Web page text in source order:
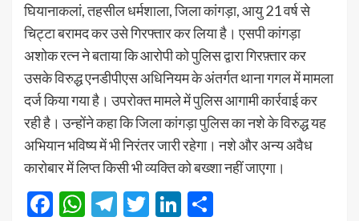
घियानाकलां, तहसील धर्मशाला, जिला कांगड़ा, आयु 21 वर्ष से
चिट्टा बरामद कर उसे गिरफ्तार कर लिया है। एसपी कांगड़ा
अशोक रत्न ने बताया कि आरोपी को पुलिस द्वारा गिरफ़्तार कर
उसके विरुद्ध एनडीपीएस अधिनियम के अंतर्गत थाना गगल में मामला
दर्ज किया गया है। उपरोक्त मामले में पुलिस आगामी कार्रवाई कर
रही है। उन्होंने कहा कि जिला कांगड़ा पुलिस का नशे के विरुद्ध यह
अभियान भविष्य में भी निरंतर जारी रहेगा। नशे और अन्य अवैध
कारोबार में लिप्त किसी भी व्यक्ति को बख्शा नहीं जाएगा।
Facebook
WhatsApp
Telegram
TwitterLinkedIn